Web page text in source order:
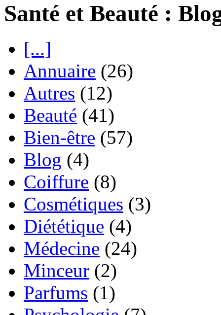
Santé et Beauté :
[...]
Annuaire (26)
Autres (12)
Beauté (41)
Bien-être (57)
Blog (4)
Coiffure (8)
Cosmétiques (3)
Diététique (4)
Médecine (24)
Minceur (2)
Parfums (1)